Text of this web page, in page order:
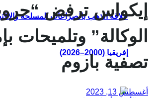
علاقة الذهب بالصراعات المسلحة
إفريقيا (2000–2026)
إيكواس ترفض
الوكالة” وتلميحات
تصفية بازوم
أغسطس 13, 2023